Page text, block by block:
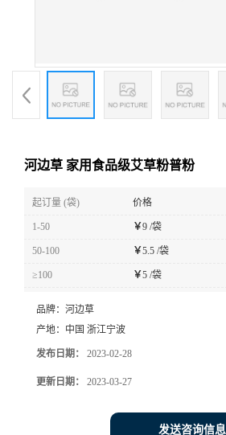
河边草 家用食品级艾草粉普粉
起订量 (袋) 价格
1-50 ￥9 /袋
50-100 ￥5.5 /袋
≥100 ￥5 /袋
品牌： 河边草
产地： 中国 浙江宁波
发布日期： 2023-02-28
更新日期： 2023-03-27
发送咨询信息